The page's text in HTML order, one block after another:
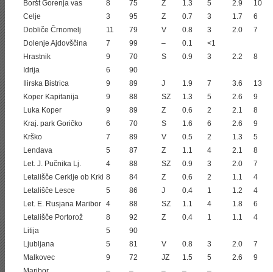
Boršt Gorenja vas
8 75 Z 1.3 5 2.9
10
Celje
3 95 Z 0.7 3 1.7
6
Dobliče Črnomelj
11 79 V 0.8 3 2.0
7
Dolenje Ajdovščina
7 99 – 0.1
<1
Hrastnik
9 70 S 0.9 3 2.2
8
Idrija
6
90
Ilirska Bistrica
9 89 J 1.9 7 3.6
13
Koper Kapitanija
9 88 SZ 1.3 5 2.6
9
Luka Koper
9 89 Z 0.6 2 2.1
8
Kraj. park Goričko
6 70 S 1.6 6 2.6
9
Krško
7 89 V 0.5 2 1.3
5
Lendava
5 87 Z 1.1 4 2.1
8
Let. J. Pučnika Lj.
4 88 SZ 0.9 3 2.0
7
Letališče Cerklje ob Krki 8 84 Z 0.6 2 1.1
4
Letališče Lesce
5 86 J 0.4 1 1.2
4
Let. E. Rusjana Maribor 4 88 SZ 1.1 4 1.8
6
Letališče Portorož
8 92 Z 0.4 1 1.1
4
Litija
5
90
Ljubljana
5 81 V 0.8 3 2.0
7
Malkovec
9 72 JZ 1.5 5 2.6
9